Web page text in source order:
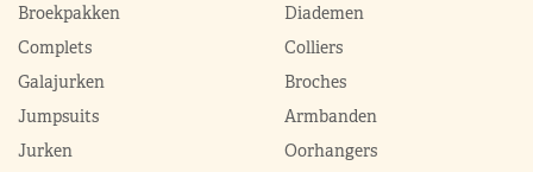
Broekpakken
Complets
Galajurken
Jumpsuits
Jurken
Diademen
Colliers
Broches
Armbanden
Oorhangers